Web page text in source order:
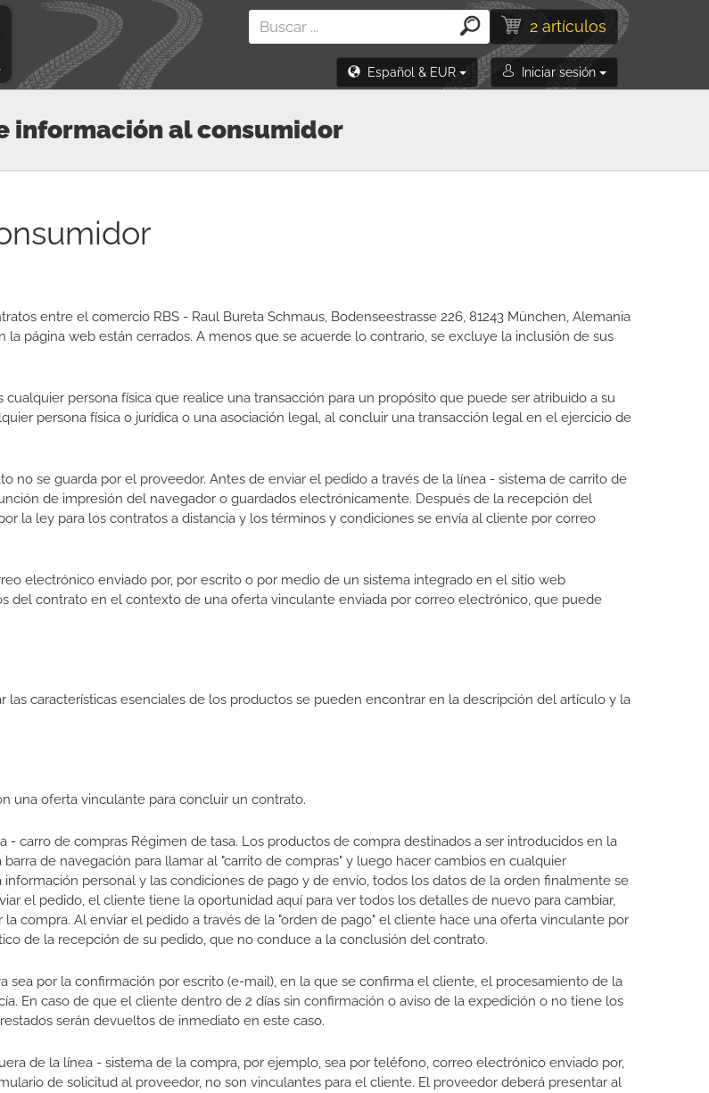
2 artículos
Español & EUR Iniciar sesión
información al consumidor
entre el comercio RBS - Raul Bureta Schmaus, Bodenseestrasse 226, 81243 München, Alemania
página web están cerrados. A menos que se acuerde lo contrario, se excluye la inclusión de sus
persona física que realice una transacción para un propósito que puede ser atribuido a su
persona física o jurídica o una asociación legal, al concluir una transacción legal en el ejercicio de
no se guarda por el proveedor. Antes de enviar el pedido a través de la línea - sistema de carrito de
de impresión del navegador o guardados electrónicamente. Después de la recepción del
la ley para los contratos a distancia y los términos y condiciones se envía al cliente por correo
electrónico enviado por, por escrito o por medio de un sistema integrado en el sitio web
del contrato en el contexto de una oferta vinculante enviada por correo electrónico, que puede
características esenciales de los productos se pueden encontrar en la descripción del artículo y la
una oferta vinculante para concluir un contrato.
carro de compras Régimen de tasa. Los productos de compra destinados a ser introducidos en la
de navegación para llamar al "carrito de compras" y luego hacer cambios en cualquier
personal y las condiciones de pago y de envío, todos los datos de la orden finalmente se
el pedido, el cliente tiene la oportunidad aquí para ver todos los detalles de nuevo para cambiar,
compra. Al enviar el pedido a través de la "orden de pago" el cliente hace una oferta vinculante por
de la recepción de su pedido, que no conduce a la conclusión del contrato.
sea por la confirmación por escrito (e-mail), en la que se confirma el cliente, el procesamiento de la
En caso de que el cliente dentro de 2 días sin confirmación o aviso de la expedición o no tiene los
serán devueltos de inmediato en este caso.
de la línea - sistema de la compra, por ejemplo, sea ​​por teléfono, correo electrónico enviado por,
de solicitud al proveedor, no son vinculantes para el cliente. El proveedor deberá presentar al